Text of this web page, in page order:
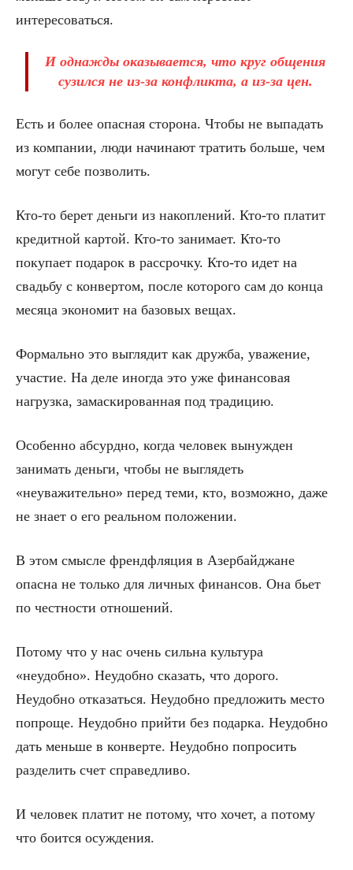
интересоваться.
И однажды оказывается, что круг общения
сузился не из-за конфликта, а из-за цен.
Есть и более опасная сторона. Чтобы не выпадать
из компании, люди начинают тратить больше, чем
могут себе позволить.
Кто-то берет деньги из накоплений. Кто-то платит
кредитной картой. Кто-то занимает. Кто-то
покупает подарок в рассрочку. Кто-то идет на
свадьбу с конвертом, после которого сам до конца
месяца экономит на базовых вещах.
Формально это выглядит как дружба, уважение,
участие. На деле иногда это уже финансовая
нагрузка, замаскированная под традицию.
Особенно абсурдно, когда человек вынужден
занимать деньги, чтобы не выглядеть
«неуважительно» перед теми, кто, возможно, даже
не знает о его реальном положении.
В этом смысле френдфляция в Азербайджане
опасна не только для личных финансов. Она бьет
по честности отношений.
Потому что у нас очень сильна культура
«неудобно». Неудобно сказать, что дорого.
Неудобно отказаться. Неудобно предложить место
попроще. Неудобно прийти без подарка. Неудобно
дать меньше в конверте. Неудобно попросить
разделить счет справедливо.
И человек платит не потому, что хочет, а потому
что боится осуждения.